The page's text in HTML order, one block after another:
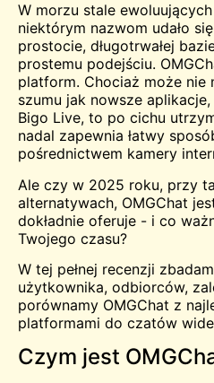
W morzu stale
niektórym nazwom udało
prostocie, długotrwałej
prostemu podejściu.
platform. Chociaż może nie
szumu jak nowsze
Bigo Live, to po cichu
nadal zapewnia łatwy
pośrednictwem kamery
Ale czy w 2025 roku, przy
alternatywach, OMGChat
dokładnie oferuje - i co
Twojego czasu?
W tej pełnej recenzji
użytkownika, odbiorców,
porównamy OMGChat z
platformami do czatów
Czym jest